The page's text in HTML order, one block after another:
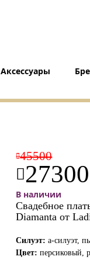
Аксессуары
45500
27300
В наличии
Свадебное
Diamanta от
Силуэт:а-силуэт,
Цвет:персиковый,